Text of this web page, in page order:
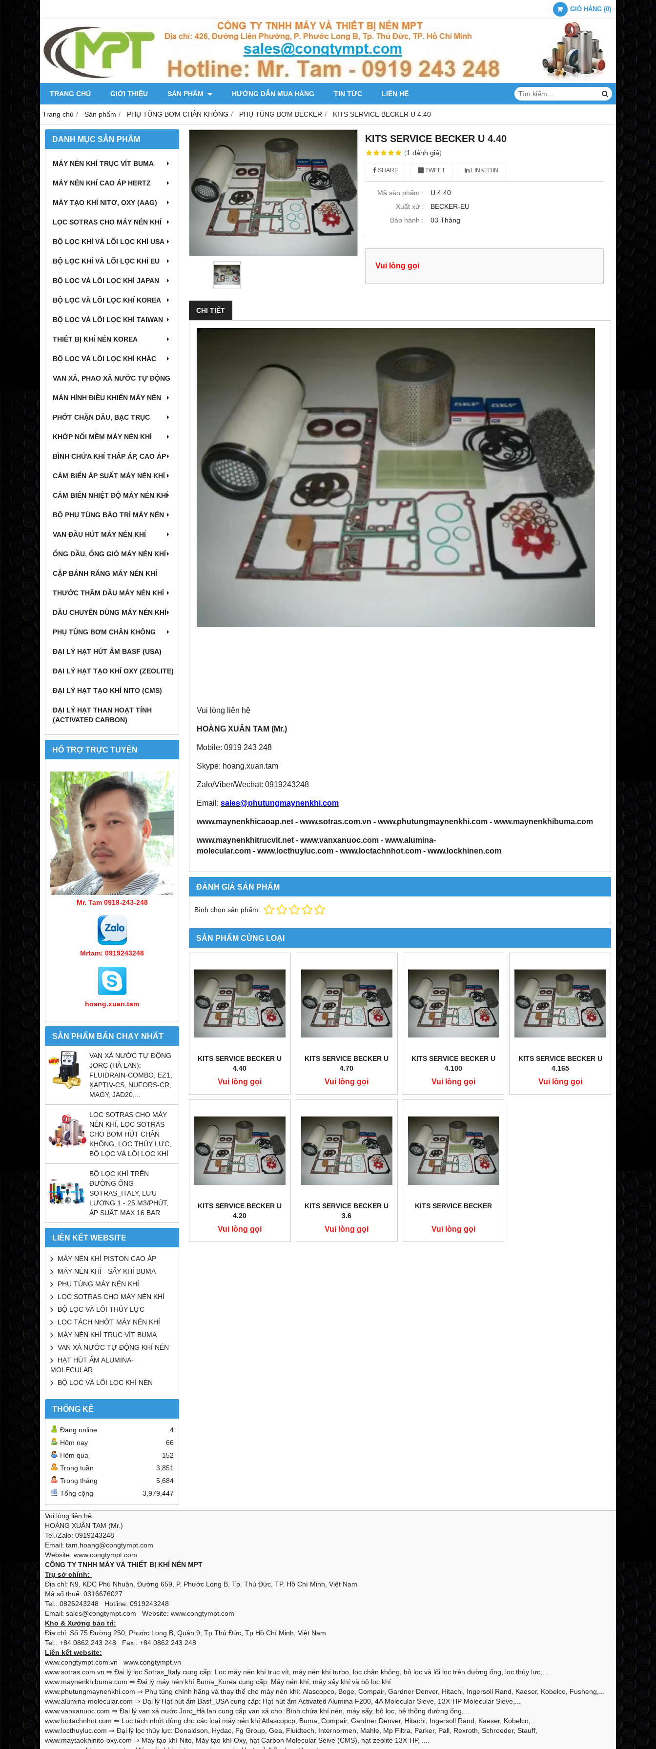
GIỎ HÀNG (0)
TRANG CHỦ GIỚI THIỆU SẢN PHẨM HƯỚNG DẪN MUA HÀNG TIN TỨC LIÊN HỆ
Trang chủ Sản phẩm PHỤ TÙNG BƠM CHÂN KHÔNG PHỤ TÙNG BƠM BECKER KITS SERVICE BECKER U 4.40
DANH MỤC SẢN PHẨM
MÁY NÉN KHÍ TRỤC VÍT BUMA
MÁY NÉN KHÍ CAO ÁP HERTZ
MÁY TẠO KHÍ NITƠ, OXY (AAG)
LỌC SOTRAS CHO MÁY NÉN KHÍ
BỘ LỌC KHÍ VÀ LÕI LỌC KHÍ USA
BỘ LỌC KHÍ VÀ LÕI LỌC KHÍ EU
BỘ LỌC VÀ LÕI LỌC KHÍ JAPAN
BỘ LỌC VÀ LÕI LỌC KHÍ KOREA
BỘ LỌC VÀ LÕI LỌC KHÍ TAIWAN
THIẾT BỊ KHÍ NÉN KOREA
BỘ LỌC VÀ LÕI LỌC KHÍ KHÁC
VAN XẢ, PHAO XẢ NƯỚC TỰ ĐỘNG
MÀN HÌNH ĐIỀU KHIỂN MÁY NÉN
PHỚT CHẶN DẦU, BẠC TRỤC
KHỚP NỐI MỀM MÁY NÉN KHÍ
BÌNH CHỨA KHÍ THẤP ÁP, CAO ÁP
CẢM BIẾN ÁP SUẤT MÁY NÉN KHÍ
CẢM BIẾN NHIỆT ĐỘ MÁY NÉN KHÍ
BỘ PHỤ TÙNG BẢO TRÌ MÁY NÉN
VAN ĐẦU HÚT MÁY NÉN KHÍ
ỐNG DẦU, ỐNG GIÓ MÁY NÉN KHÍ
CẶP BÁNH RĂNG MÁY NÉN KHÍ
THƯỚC THĂM DẦU MÁY NÉN KHÍ
DẦU CHUYÊN DÙNG MÁY NÉN KHÍ
PHỤ TÙNG BƠM CHÂN KHÔNG
ĐẠI LÝ HẠT HÚT ẨM BASF (USA)
ĐẠI LÝ HẠT TẠO KHÍ OXY (ZEOLITE)
ĐẠI LÝ HẠT TẠO KHÍ NITO (CMS)
ĐẠI LÝ HẠT THAN HOẠT TÍNH
(ACTIVATED CARBON)
HỔ TRỢ TRỰC TUYẾN
Mr. Tam 0919-243-248
Mrtam: 0919243248
hoang.xuan.tam
SẢN PHẨM BÁN CHẠY NHẤT
VAN XẢ NƯỚC TỰ ĐỘNG
JORC (HÀ LAN):
FLUIDRAIN-COMBO, EZ1,
KAPTIV-CS, NUFORS-CR,
MAGY, JAD20,...
LỌC SOTRAS CHO MÁY
NÉN KHÍ, LỌC SOTRAS
CHO BƠM HÚT CHÂN
KHÔNG, LỌC THỦY LỰC,
BỘ LỌC VÀ LÕI LỌC KHÍ
BỘ LỌC KHÍ TRÊN
ĐƯỜNG ỐNG
SOTRAS_ITALY, LƯU
LƯỢNG 1 - 25 M3/PHÚT,
ÁP SUẤT MAX 16 BAR
LIÊN KẾT WEBSITE
MÁY NÉN KHÍ PISTON CAO ÁP
MÁY NÉN KHÍ - SẤY KHÍ BUMA
PHỤ TÙNG MÁY NÉN KHÍ
LỌC SOTRAS CHO MÁY NÉN KHÍ
BỘ LỌC VÀ LÕI THỦY LỰC
LỌC TÁCH NHỚT MÁY NÉN KHÍ
MÁY NÉN KHÍ TRỤC VÍT BUMA
VAN XẢ NƯỚC TỰ ĐỘNG KHÍ NÉN
HẠT HÚT ẨM ALUMINA-
MOLECULAR
BỘ LỌC VÀ LÕI LỌC KHÍ NÉN
THỐNG KÊ
Đang online
4
Hôm nay
66
Hôm qua
152
Trong tuần
3,851
Trong tháng
5,684
Tổng cộng
3,979,447
KITS SERVICE BECKER U 4.40
(1 đánh giá)
SHARE TWEET LINKEDIN
Mã sản phẩm :
U 4.40
Xuất xứ :
BECKER-EU
Bảo hành :
03 Tháng
Vui lòng gọi
CHI TIẾT
Vui lòng liên hệ
HOÀNG XUÂN TAM (Mr.)
Mobile: 0919 243 248
Skype: hoang.xuan.tam
Zalo/Viber/Wechat: 0919243248
Email: sales@phutungmaynenkhi.com
www.maynenkhicaoap.net - www.sotras.com.vn - www.phutungmaynenkhi.com - www.maynenkhibuma.com
www.maynenkhitrucvit.net - www.vanxanuoc.com - www.alumina-
molecular.com - www.locthuyluc.com - www.loctachnhot.com - www.lockhinen.com
ĐÁNH GIÁ SẢN PHẨM
Bình chọn sản phẩm:
SẢN PHẨM CÙNG LOẠI
KITS SERVICE BECKER U
4.40
Vui lòng gọi
KITS SERVICE BECKER U
4.70
Vui lòng gọi
KITS SERVICE BECKER U
4.100
Vui lòng gọi
KITS SERVICE BECKER U
4.165
Vui lòng gọi
KITS SERVICE BECKER U
4.20
Vui lòng gọi
KITS SERVICE BECKER U
3.6
Vui lòng gọi
KITS SERVICE BECKER
Vui lòng gọi
Vui lòng liên hệ:
HOÀNG XUÂN TAM (Mr.)
Tel./Zalo: 0919243248
Email: tam.hoang@congtympt.com
Website: www.congtympt.com
CÔNG TY TNHH MÁY VÀ THIẾT BỊ KHÍ NÉN MPT
Trụ sở chính:
Địa chỉ: N9, KDC Phú Nhuận, Đường 659, P. Phước Long B, Tp. Thủ Đức, TP. Hồ Chí Minh, Việt Nam
Mã số thuế: 0316676027
Tel.: 0826243248 Hotline: 0919243248
Email: sales@congtympt.com Website: www.congtympt.com
Kho & Xưởng bảo trì:
Địa chỉ: Số 75 Đường 250, Phước Long B, Quận 9, Tp Thủ Đức, Tp Hồ Chí Minh, Việt Nam
Tel.: +84 0862 243 248 Fax.: +84 0862 243 248
Liên kết website:
www.congtympt.com.vn
www.congtympt.vn
www.sotras.com.vn ⇒ Đại lý lọc Sotras_Italy cung cấp: Lọc máy nén khí trục vít, máy nén khí turbo, lọc chân không, bộ lọc và lõi lọc trên đường ống, lọc thủy lực,....
www.maynenkhibuma.com ⇒ Đại lý máy nén khí Buma_Korea cung cấp: Máy nén khí, máy sấy khí và bộ lọc khí
www.phutungmaynenkhi.com ⇒ Phụ tùng chính hãng và thay thế cho máy nén khí: Alascopco, Boge, Compair, Gardner Denver, Hitachi, Ingersoll Rand, Kaeser, Kobelco, Fusheng,...
www.alumina-molecular.com ⇒ Đại lý Hạt hút ẩm Basf_USA cung cấp: Hạt hút ẩm Activated Alumina F200, 4A Molecular Sieve, 13X-HP Molecular Sieve,...
www.vanxanuoc.com ⇒ Đại lý van xả nước Jorc_Hà lan cung cấp van xả cho: Bình chứa khí nén, máy sấy, bộ lọc, hệ thống đường ống,...
www.loctachnhot.com ⇒ Lọc tách nhớt dùng cho các loại máy nén khí Atlascopcp, Buma, Compair, Gardner Denver, Hitachi, Ingersoll Rand, Kaeser, Kobelco,...
www.locthuyluc.com ⇒ Đại lý lọc thủy lực: Donaldson, Hydac, Fg Group, Gea, Fluidtech, Internormen, Mahle, Mp Filtra, Parker, Pall, Rexroth, Schroeder, Stauff,
www.maytaokhinito-oxy.com ⇒ Máy tạo khí Nito, Máy tạo khí Oxy, hạt Carbon Molecular Seive (CMS), hạt zeolite 13X-HP, ....